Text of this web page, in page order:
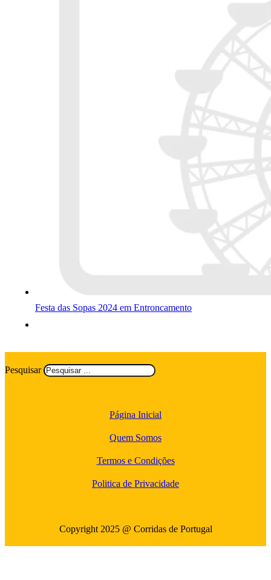
Festa das Sopas 2024 em Entroncamento
Pesquisar
Página Inicial
Quem Somos
Termos e Condições
Politica de Privacidade
Copyright 2025 @ Corridas de Portugal